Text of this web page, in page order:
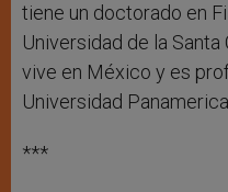
tiene un doctorado en
Universidad de la Santa
vive en México y es
Universidad
***